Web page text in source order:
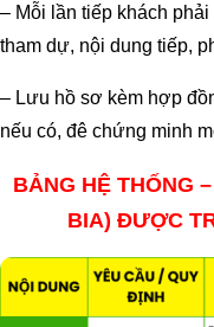
– Mỗi lần tiếp khách
tham dự, nội dung tiếp,
– Lưu hồ sơ kèm hợp
nếu có, đê chứng minh
BẢNG HỆ THỐNG
BIA) ĐƯỢC